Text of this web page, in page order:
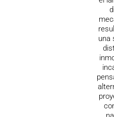
una